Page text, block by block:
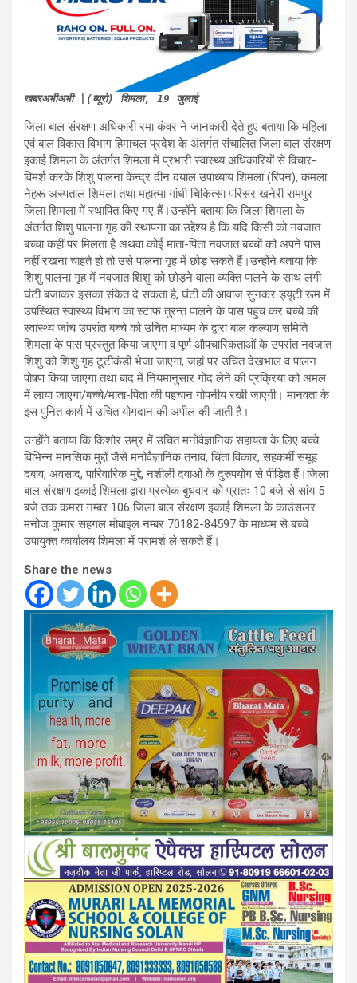
जिला बाल संरक्षण अधिकारी रमा कंवर ने जानकारी देते हुए बताया कि महिला
एवं बाल विकास विभाग हिमाचल प्रदेश के अंतर्गत संचालित जिला बाल संरक्षण
इकाई शिमला के अंतर्गत शिमला में प्रभारी स्वास्थ्य अधिकारियों से विचार-
विमर्श करके शिशु पालना केन्द्र दीन दयाल उपाध्याय शिमला (रिपन), कमला
नेहरू अस्पताल शिमला तथा महात्मा गांधी चिकित्सा परिसर खनेरी रामपुर
जिला शिमला में स्थापित किए गए हैं।उन्होंने बताया कि जिला शिमला के
अंतर्गत शिशु पालना गृह की स्थापना का उद्देश्य है कि यदि किसी को नवजात
बच्चा कहीं पर मिलता है अथवा कोई माता-पिता नवजात बच्चों को अपने पास
नहीं रखना चाहते हो तो उसे पालना गृह में छोड़ सकते हैं।उन्होंने बताया कि
शिशु पालना गृह में नवजात शिशु को छोड़ने वाला व्यक्ति पालने के साथ लगी
घंटी बजाकर इसका संकेत दे सकता है, घंटी की आवाज सुनकर ड्यूटी रूम में
उपस्थित स्वास्थ्य विभाग का स्टाफ तुरन्त पालने के पास पहुंच कर बच्चे की
स्वास्थ्य जांच उपरांत बच्चे को उचित माध्यम के द्वारा बाल कल्याण समिति
शिमला के पास प्रस्तुत किया जाएगा व पूर्ण औपचारिकताओं के उपरांत नवजात
शिशु को शिशु गृह टूटीकंडी भेजा जाएगा, जहां पर उचित देखभाल व पालन
पोषण किया जाएगा तथा बाद में नियमानुसार गोद लेने की प्रक्रिया को अमल
में लाया जाएगा/बच्चे/माता-पिता की पहचान गोपनीय रखी जाएगी। मानवता के
इस पुनित कार्य में उचित योगदान की अपील की जाती है।
उन्होंने बताया कि किशोर उम्र में उचित मनोवैज्ञानिक सहायता के लिए बच्चे
विभिन्न मानसिक मुद्दों जैसे मनोवैज्ञानिक तनाव, चिंता विकार, सहकर्मी समूह
दबाव, अवसाद, पारिवारिक मुद्दे, नशीली दवाओं के दुरुपयोग से पीड़ित हैं।जिला
बाल संरक्षण इकाई शिमला द्वारा प्रत्येक बुधवार को प्रातः 10 बजे से सांय 5
बजे तक कमरा नम्बर 106 जिला बाल संरक्षण इकाई शिमला के काउंसलर
मनोज कुमार सहगल मोबाइल नम्बर 70182-84597 के माध्यम से बच्चे
उपायुक्त कार्यालय शिमला में परामर्श ले सकते हैं।
Share the news